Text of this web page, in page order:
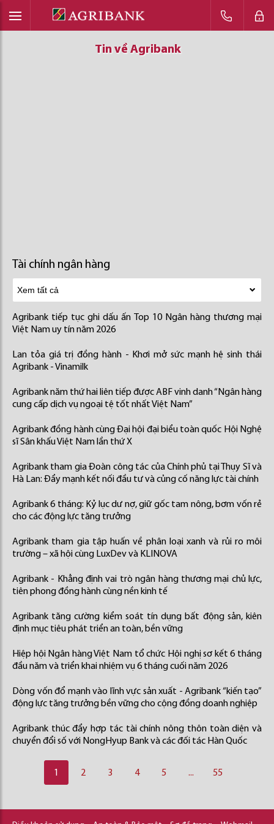
Tin về Agribank
Tin về Agribank
Tin về Agribank
Tài chính ngân hàng
Agribank tiếp tục ghi dấu ấn Top 10 Ngân hàng thương mại
Việt Nam uy tín năm 2026
Lan tỏa giá trị đồng hành - Khơi mở sức mạnh hệ sinh thái
Agribank - Vinamilk
Agribank năm thứ hai liên tiếp được ABF vinh danh “Ngân hàng
cung cấp dịch vụ ngoại tệ tốt nhất Việt Nam”
Agribank đồng hành cùng Đại hội đại biểu toàn quốc Hội Nghệ
sĩ Sân khấu Việt Nam lần thứ X
Agribank tham gia Đoàn công tác của Chính phủ tại Thụy Sĩ và
Hà Lan: Đẩy mạnh kết nối đầu tư và củng cố năng lực tài chính
Agribank 6 tháng: Kỷ lục dư nợ, giữ gốc tam nông, bơm vốn rẻ
cho các động lực tăng trưởng
Agribank tham gia tập huấn về phân loại xanh và rủi ro môi
trường – xã hội cùng LuxDev và KLINOVA
Agribank - Khẳng định vai trò ngân hàng thương mại chủ lực,
tiên phong đồng hành cùng nền kinh tế
Agribank tăng cường kiểm soát tín dụng bất động sản, kiên
định mục tiêu phát triển an toàn, bền vững
Hiệp hội Ngân hàng Việt Nam tổ chức Hội nghị sơ kết 6 tháng
đầu năm và triển khai nhiệm vụ 6 tháng cuối năm 2026
Dòng vốn đổ mạnh vào lĩnh vực sản xuất - Agribank “kiến tạo”
động lực tăng trưởng bền vững cho cộng đồng doanh nghiệp
Agribank thúc đẩy hợp tác tài chính nông thôn toàn diện và
chuyển đổi số với NongHyup Bank và các đối tác Hàn Quốc
1 2 3 4 5 ... 55